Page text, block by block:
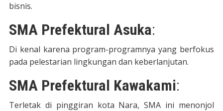
bisnis.
SMA Prefektural Asuka:
Di kenal karena program-programnya yang berfokus
pada pelestarian lingkungan dan keberlanjutan.
SMA Prefektural Kawakami:
Terletak di pinggiran kota Nara, SMA ini menonjol